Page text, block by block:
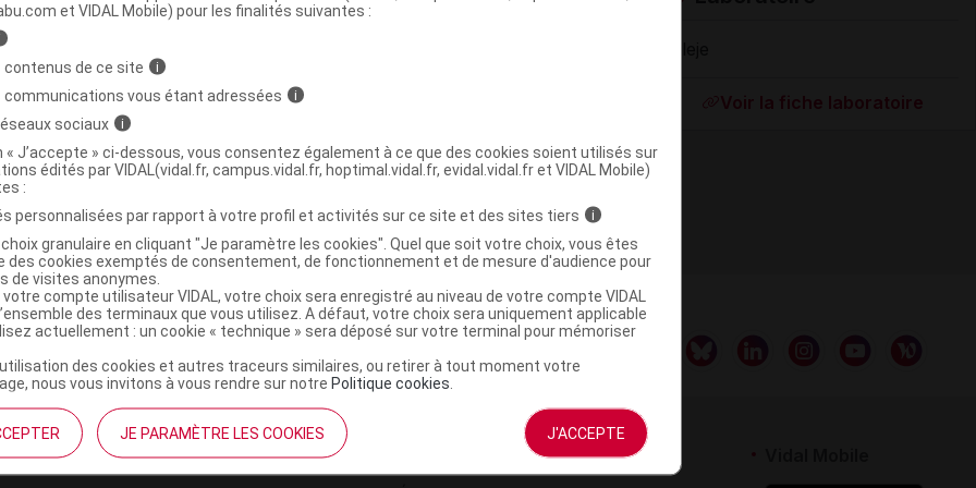
Barre chocolat au lait caramel B/7/45g
3700593401679
Pileje
Voir la fiche laboratoire
institutionnel
Espace partenaires
et VIDAL Mobile) pour les finalités suivantes :
de ce site i
communications vous étant adressées i
sociaux i
« J’accepte » ci-dessous, vous consentez également à ce que des cookies soient utilisés sur
édités par VIDAL(vidal.fr, campus.vidal.fr, hoptimal.vidal.fr, evidal.vidal.fr et VIDAL Mobile)
:
personnalisées par rapport à votre profil et activités sur ce site et des sites tiers
i
granulaire en cliquant "Je paramètre les cookies". Quel que soit votre choix, vous êtes
des cookies exemptés de consentement, de fonctionnement et de mesure d'audience pour
de visites anonymes.
compte utilisateur VIDAL, votre choix sera enregistré au niveau de votre compte VIDAL
des terminaux que vous utilisez. A défaut, votre choix sera uniquement applicable
actuellement : un cookie « technique » sera déposé sur votre terminal pour mémoriser
des cookies et autres traceurs similaires, ou retirer à tout moment votre
nous vous invitons à vous rendre sur notre Politique cookies
JE PARAMÈTRE LES COOKIES J'ACCEPTE